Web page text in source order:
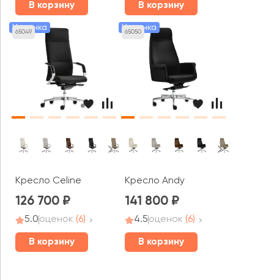
В корзину В корзину
65049
Новинка
Кресло Celine
126 700
5.0оценок (6)
В корзину
65050
Новинка
Кресло Andy
141 800
4.5оценок (6)
В корзину